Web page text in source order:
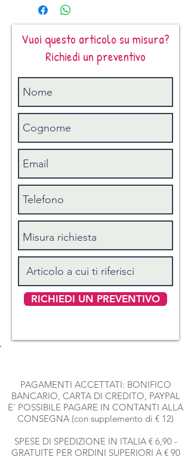
Vuoi questo articolo su misura?
Richiedi un preventivo
RICHIEDI UN PREVENTIVO
PAGAMENTI ACCETTATI: BONIFICO
BANCARIO, CARTA DI CREDITO, PAYPAL
E' POSSIBILE PAGARE IN CONTANTI ALLA
CONSEGNA (con supplemento di € 12)
SPESE DI SPEDIZIONE IN ITALIA € 6,90 -
GRATUITE PER ORDINI SUPERIORI A € 90